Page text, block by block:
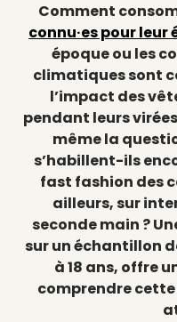
Comment
connu·es pour
époque ou les
climatiques sont
l’impact des
pendant leurs
même la
s’habillent-ils
fast fashion des
ailleurs, sur
seconde main ?
sur un échantillon
à 18 ans, offre
comprendre